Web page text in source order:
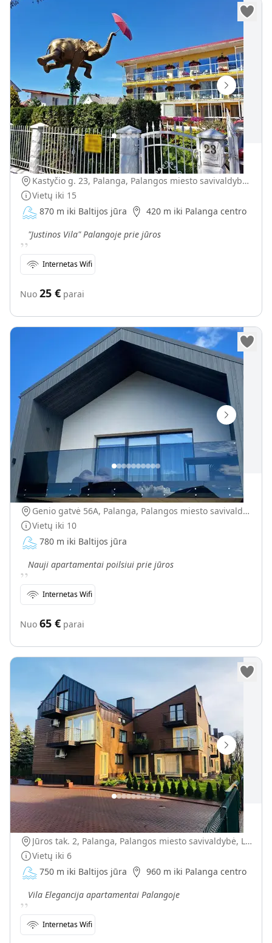
Justinos Vila
Kastyčio g. 23, Palanga, Palangos miesto savivaldybė, Lietuva
Vietų iki 15
870 m iki Baltijos jūra
420 m iki Palanga centro
„"Justinos Vila" Palangoje prie jūros
Internetas Wifi
Nuo 25 € parai
Visiškai nauji apartamentai
Genio gatvė 56A, Palanga, Palangos miesto savivaldybė, Lietuva
Vietų iki 10
780 m iki Baltijos jūra
„Nauji apartamentai poilsiui prie jūros
Internetas Wifi
Nuo 65 € parai
Vila Elegancija
Jūros tak. 2, Palanga, Palangos miesto savivaldybė, Lietuva
Vietų iki 6
750 m iki Baltijos jūra
960 m iki Palanga centro
„Vila Elegancija apartamentai Palangoje
Internetas Wifi